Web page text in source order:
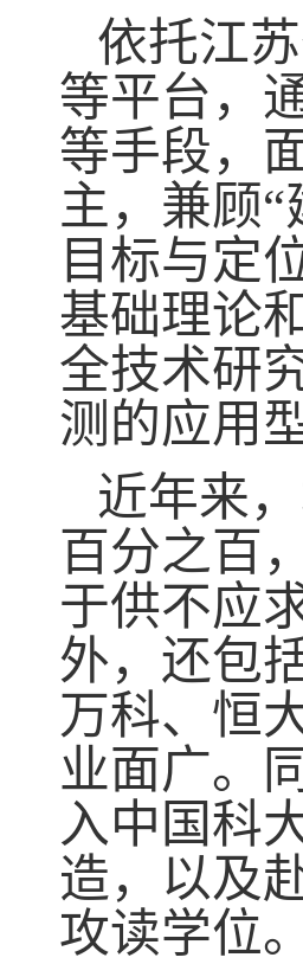
依托江
等平台，
等手段，
主，兼顾
目标与定
基础理论
全技术研
测的应用
近年来
百分之百
于供不应
外，还包
万科、恒
业面广。
入中国科
造，以及
攻读学位。